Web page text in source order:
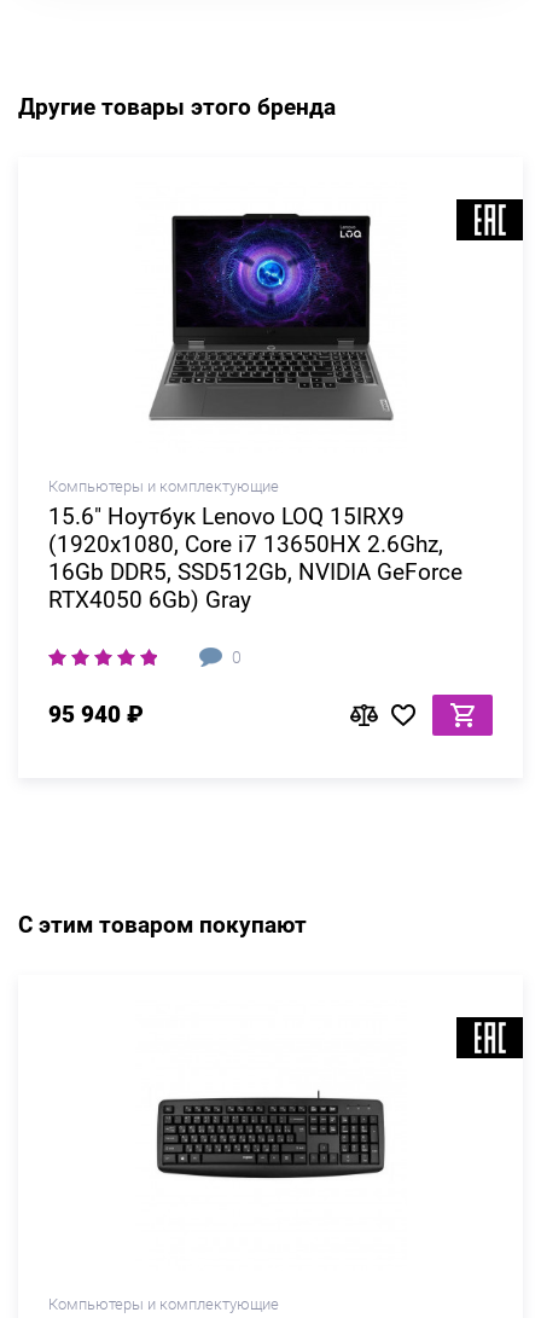
Другие товары этого бренда
Компьютеры и комплектующие
15.6" Ноутбук Lenovo LOQ 15IRX9
(1920x1080, Core i7 13650HX 2.6Ghz,
16Gb DDR5, SSD512Gb, NVIDIA GeForce
RTX4050 6Gb) Gray
0
95 940 ₽
С этим товаром покупают
Компьютеры и комплектующие